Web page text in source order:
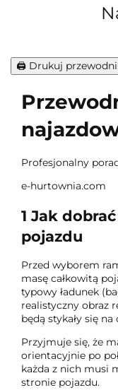
🖨️ Drukuj
Profesjonalny
e-hurtownia.com
1 Jak
pojazdu
Przed wyborem
masę całkowitą
typowy ładunek
realistyczny obraz
będą stykały się na
Przyjmuje się, że
orientacyjnie po
każda z nich musi
stronie pojazdu.